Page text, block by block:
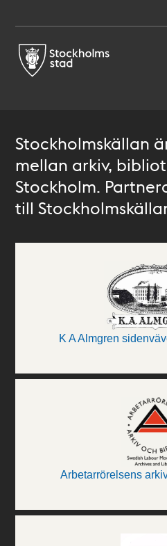
Stockholmskällan
mellan arkiv,
Stockholm.
till
K A Almgren
Arbetarrörelsens